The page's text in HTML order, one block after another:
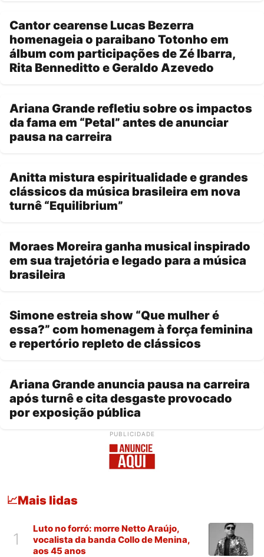
Cantor cearense Lucas Bezerra
homenageia o paraibano Totonho em
álbum com participações de Zé Ibarra,
Rita Benneditto e Geraldo Azevedo
Ariana Grande refletiu sobre os impactos
da fama em “Petal” antes de anunciar
pausa na carreira
Anitta mistura espiritualidade e grandes
clássicos da música brasileira em nova
turnê “Equilibrium”
Moraes Moreira ganha musical inspirado
em sua trajetória e legado para a música
brasileira
Simone estreia show “Que mulher é
essa?” com homenagem à força feminina
e repertório repleto de clássicos
Ariana Grande anuncia pausa na carreira
após turnê e cita desgaste provocado
por exposição pública
PUBLICIDADE
📈Mais lidas
1
Luto no forró: morre Netto Araújo,
vocalista da banda Collo de Menina,
aos 45 anos